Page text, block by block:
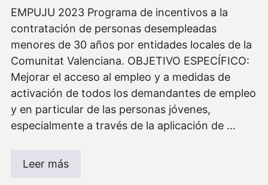
EMPUJU 2023 Programa de incentivos a la
contratación de personas desempleadas
menores de 30 años por entidades locales de la
Comunitat Valenciana. OBJETIVO ESPECÍFICO:
Mejorar el acceso al empleo y a medidas de
activación de todos los demandantes de empleo
y en particular de las personas jóvenes,
especialmente a través de la aplicación de …
Leer más